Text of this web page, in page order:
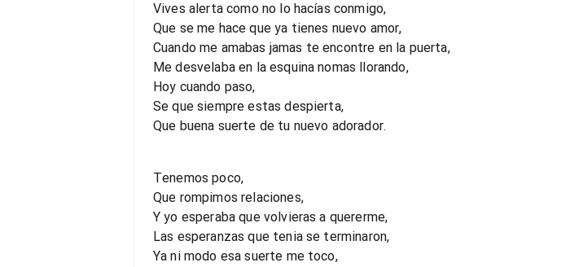
Vives alerta como no lo hacías conmigo,
Que se me hace que ya tienes nuevo amor,
Cuando me amabas jamas te encontre en la puerta,
Me desvelaba en la esquina nomas llorando,
Hoy cuando paso,
Se que siempre estas despierta,
Que buena suerte de tu nuevo adorador.
Tenemos poco,
Que rompimos relaciones,
Y yo esperaba que volvieras a quererme,
Las esperanzas que tenia se terminaron,
Ya ni modo esa suerte me toco,